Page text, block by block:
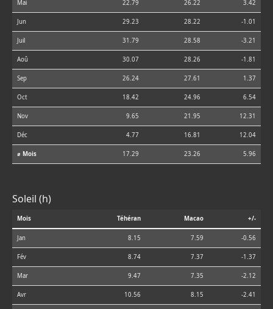
Mai 22.79 26.22 3.42
Jun 29.23 28.22 -1.01
Juil 31.79 28.58 -3.21
Aoû 30.07 28.26 -1.81
Sep 26.24 27.61 1.37
Oct 18.42 24.96 6.54
Nov 9.65 21.95 12.31
Déc 4.77 16.81 12.04
⌀ Mois 17.29 23.26 5.96
Soleil (h)
Mois Téhéran Macao +/-
Jan 8.15 7.59 -0.56
Fév 8.74 7.37 -1.37
Mar 9.47 7.35 -2.12
Avr 10.56 8.15 -2.41